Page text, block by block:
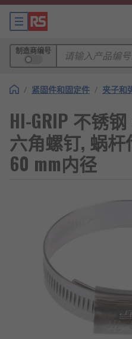
制造商编号
/ 紧固件和固定件 / 夹子和
HI-GRIP 不锈
六角螺钉, 蜗
60 mm内径